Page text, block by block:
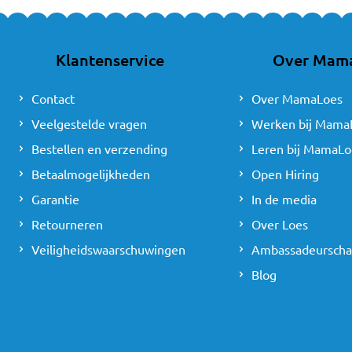
Een logeerbed voor
geen extra bed
Tijdelijk bedje
Ook thuis wordt een
tijdens een bezoek of
aan aan jullie
Snel op te
Een groot voordeel
vaak onderweg bent
meeneemtas. Zo ligt
De meeste
Klantenservice
Contact
Veelgestelde vragen
Bestellen en verzending
Betaalmogelijkheden
Garantie
Retourneren
Veiligheidswaarschuwingen
Over
Over MamaLoes
Werken bij
Leren bij
Open Hiring
In de media
Over Loes
Blog